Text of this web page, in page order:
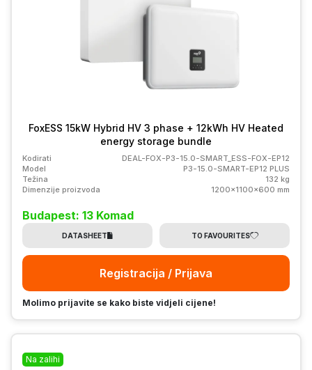
FoxESS 15kW Hybrid HV 3 phase + 12kWh HV Heated
energy storage bundle
Kodirati
DEAL-FOX-P3-15.0-SMART_ESS-FOX-EP12
Model
P3-15.0-SMART-EP12 PLUS
Težina
132 kg
Dimenzije proizvoda
1200x1100x600 mm
Budapest: 13 Komad
DATASHEET TO FAVOURITES
Registracija / Prijava
Molimo prijavite se kako biste vidjeli cijene!
Na zalihi